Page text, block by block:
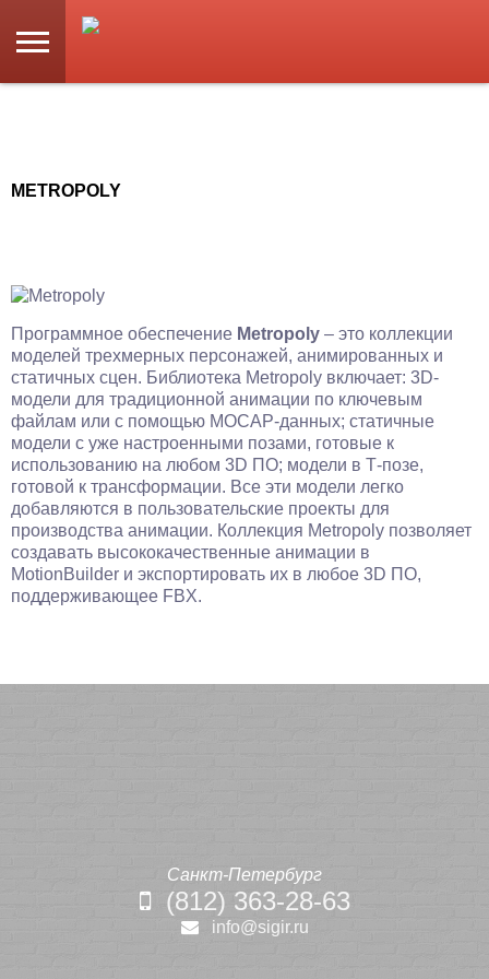
METROPOLY
Программное обеспечение Metropoly – это коллекции
моделей трехмерных персонажей, анимированных и
статичных сцен. Библиотека Metropoly включает: 3D-
модели для традиционной анимации по ключевым
файлам или с помощью MOCAP-данных; статичные
модели с уже настроенными позами, готовые к
использованию на любом 3D ПО; модели в Т-позе,
готовой к трансформации. Все эти модели легко
добавляются в пользовательские проекты для
производства анимации. Коллекция Metropoly позволяет
создавать высококачественные анимации в
MotionBuilder и экспортировать их в любое 3D ПО,
поддерживающее FBX.
Санкт-Петербург
(812) 363-28-63
info@sigir.ru